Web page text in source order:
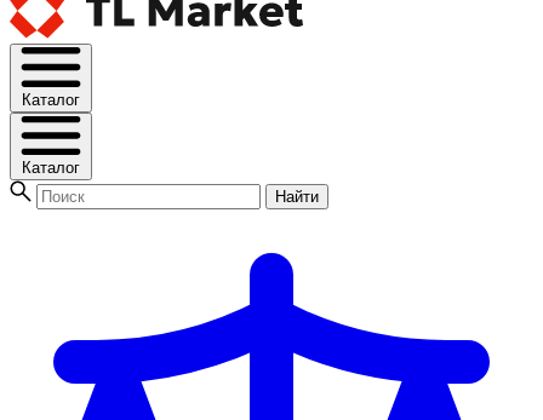
Каталог
Каталог
Найти